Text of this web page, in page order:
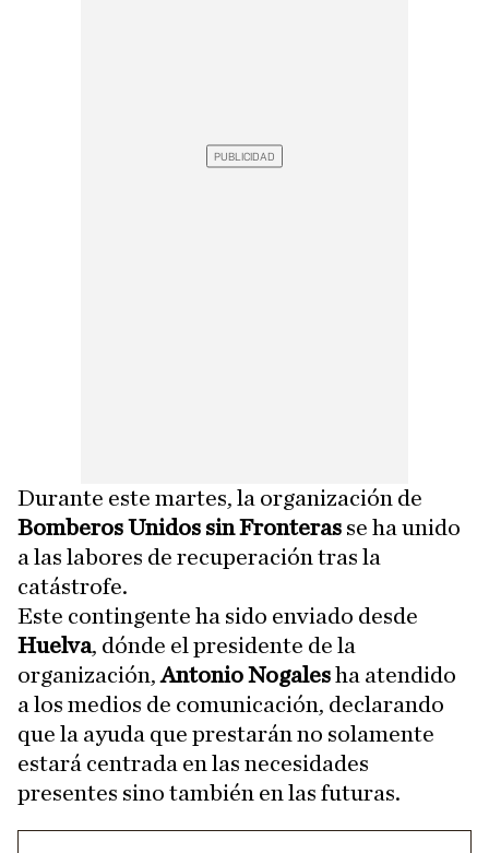
Durante este martes, la organización de
Bomberos Unidos sin Fronteras se ha unido
a las labores de recuperación tras la
catástrofe.
Este contingente ha sido enviado desde
Huelva, dónde el presidente de la
organización,Antonio Nogalesha atendido
a los medios de comunicación, declarando
que la ayuda que prestarán no solamente
estará centrada en las necesidades
presentes sino también en las futuras.